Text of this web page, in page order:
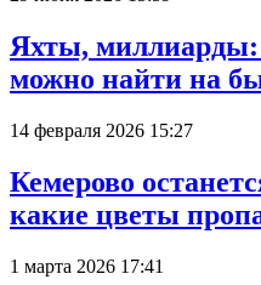
Яхты, миллиарды:
можно найти на
14 февраля 2026 15:27
Кемерово
какие цветы
1 марта 2026 17:41